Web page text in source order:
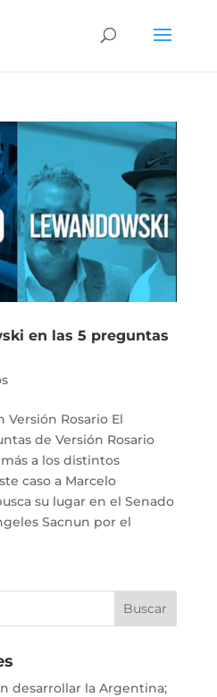
en las 5 preguntas
Rosario El
de Versión Rosario
a los distintos
caso a Marcelo
su lugar en el Senado
Sacnun por el
desarrollar la Argentina;